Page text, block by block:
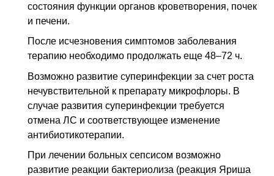
состояния функции органов кроветворения, почек
и печени.
После исчезновения симптомов заболевания
терапию необходимо продолжать еще 48–72 ч.
Возможно развитие суперинфекции за счет роста
нечувствительной к препарату микрофлоры. В
случае развития суперинфекции требуется
отмена ЛС и соответствующее изменение
антибиотикотерапии.
При лечении больных сепсисом возможно
развитие реакции бактериолиза (реакция Яриша